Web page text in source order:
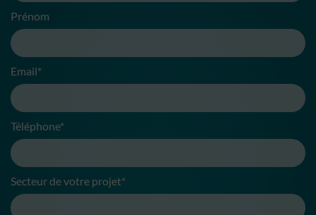
Prénom
Email*
Téléphone*
Secteur de votre projet*